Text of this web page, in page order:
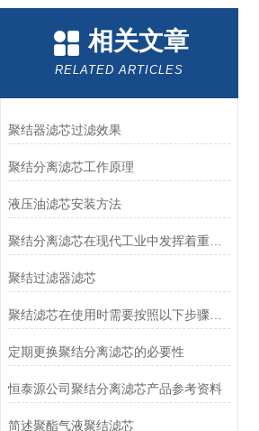
相关文章
RELATED ARTICLES
聚结器滤芯过滤效果
聚结分离滤芯工作原理
液压油滤芯安装方法
聚结分离滤芯在现代工业中发挥着重要作用
聚结过滤器滤芯
定期更换聚结分离滤芯的必要性
恒泰源公司聚结分离滤芯产品参考资料
简述聚酯气液聚结滤芯